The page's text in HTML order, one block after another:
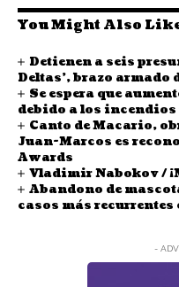
You Might Also
Detienen a seis
Deltas’, brazo armado
Se espera que
debido a los incendios
Canto de Macario,
Juan-Marcos es
Awards
Vladimir Nabokov /
Abandono de
casos más
-